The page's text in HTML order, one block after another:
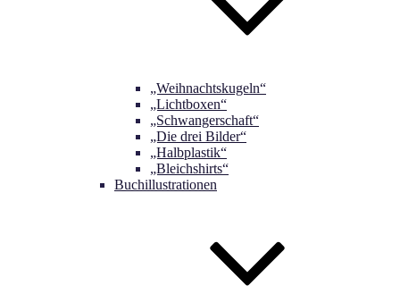
„Weihnachtskugeln“
„Lichtboxen“
„Schwangerschaft“
„Die drei Bilder“
„Halbplastik“
„Bleichshirts“
Buchillustrationen